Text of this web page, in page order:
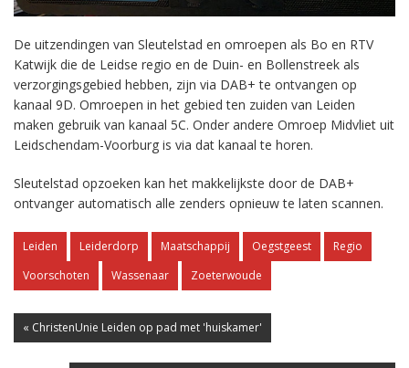
De uitzendingen van Sleutelstad en omroepen als Bo en RTV
Katwijk die de Leidse regio en de Duin- en Bollenstreek als
verzorgingsgebied hebben, zijn via DAB+ te ontvangen op
kanaal 9D. Omroepen in het gebied ten zuiden van Leiden
maken gebruik van kanaal 5C. Onder andere Omroep Midvliet uit
Leidschendam-Voorburg is via dat kanaal te horen.
Sleutelstad opzoeken kan het makkelijkste door de DAB+
ontvanger automatisch alle zenders opnieuw te laten scannen.
Leiden Leiderdorp Maatschappij Oegstgeest
Regio
Voorschoten
Wassenaar Zoeterwoude
« ChristenUnie Leiden op pad met 'huiskamer'